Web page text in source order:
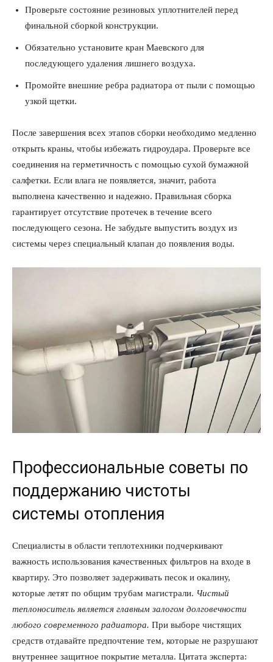
КавПолит
Проверьте состояние резиновых уплотнителей перед
финальной сборкой конструкции.
Обязательно установите кран Маевского для
последующего удаления лишнего воздуха.
Промойте внешние ребра радиатора от пыли с помощью
узкой щетки.
После завершения всех этапов сборки необходимо медленно
открыть краны, чтобы избежать гидроудара. Проверьте все
соединения на герметичность с помощью сухой бумажной
салфетки. Если влага не появляется, значит, работа
выполнена качественно и надежно. Правильная сборка
гарантирует отсутствие протечек в течение всего
последующего сезона. Не забудьте выпустить воздух из
системы через специальный клапан до появления воды.
Профессиональные советы по
поддержанию чистоты
системы отопления
Специалисты в области теплотехники подчеркивают
важность использования качественных фильтров на входе в
квартиру. Это позволяет задерживать песок и окалину,
которые летят по общим трубам магистрали. Чистый
теплоноситель является главным залогом долговечности
любого современного радиатора. При выборе чистящих
средств отдавайте предпочтение тем, которые не разрушают
внутреннее защитное покрытие металла. Цитата эксперта: